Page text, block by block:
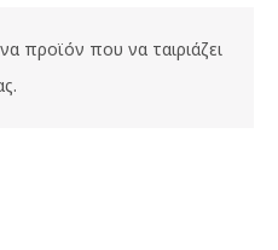
προϊόν που να ταιριάζει